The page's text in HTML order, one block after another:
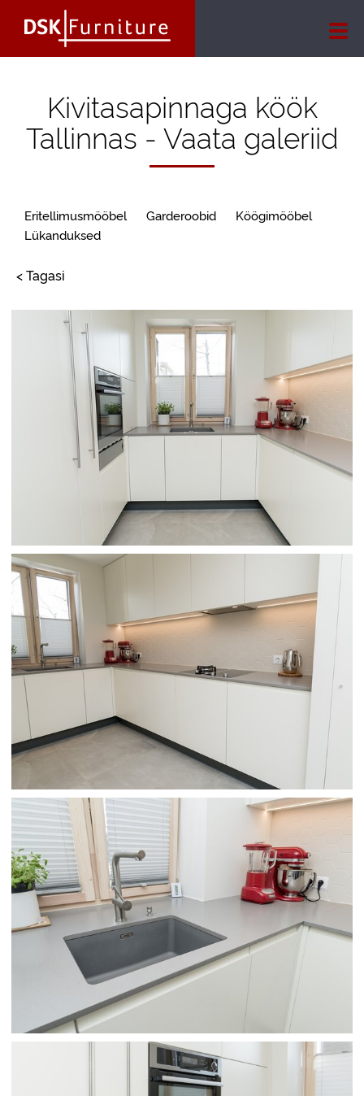
Kivitasapinnaga köök
Tallinnas - Vaata galeriid
Eritellimusmööbel Garderoobid
Köögimööbel
Lükanduksed
< Tagasi